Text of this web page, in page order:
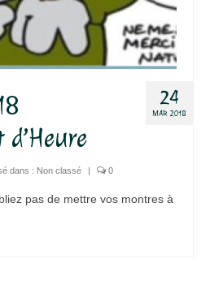
24
MAR 2018
dans : Non classé 0
pas de mettre vos montres à